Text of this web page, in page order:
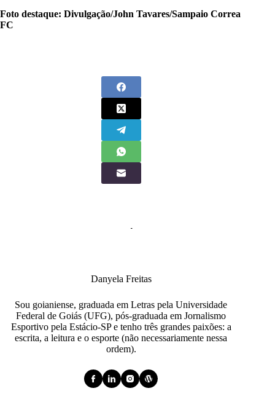
Foto destaque: Divulgação/John Tavares/Sampaio Correa
FC
Danyela Freitas
Sou goianiense, graduada em Letras pela Universidade
Federal de Goiás (UFG), pós-graduada em Jornalismo
Esportivo pela Estácio-SP e tenho três grandes paixões: a
escrita, a leitura e o esporte (não necessariamente nessa
ordem).